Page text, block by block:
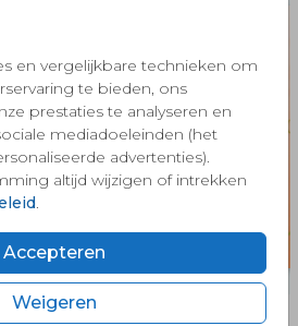
en vergelijkbare technieken om
te bieden, ons
prestaties te analyseren en
mediadoeleinden (het
advertenties).
altijd wijzigen of intrekken
.
Accepteren
Weigeren